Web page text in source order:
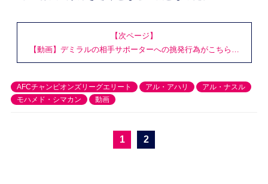
【次ページ】
【動画】デミラルの相手サポーターへの挑発行為がこちら…
AFCチャンピオンズリーグエリート アル・アハリ
アル・ナスル
モハメド・シマカン
動画
1 2